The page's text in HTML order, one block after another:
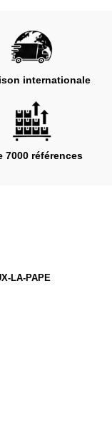
internationale
7000 références
LA-PAPE